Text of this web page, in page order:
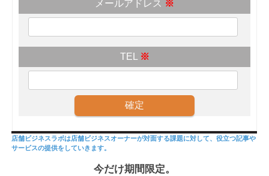
メールアドレス ※
TEL ※
店舗ビジネスラボは店舗ビジネスオーナーが対面する課題に対して、役立つ記事や
サービスの提供をしていきます。
今だけ期間限定。